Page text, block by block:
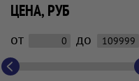
ЦЕНА, РУБ
от до